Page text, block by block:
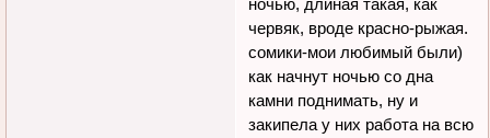
ночью, длиная такая, как
червяк, вроде красно-рыжая.
сомики-мои любимый были)
как начнут ночью со дна
камни поднимать, ну и
закипела у них работа на всю